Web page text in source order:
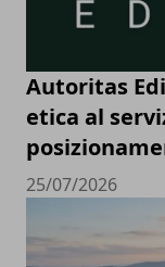
Autoritas
etica al
25/07/2026